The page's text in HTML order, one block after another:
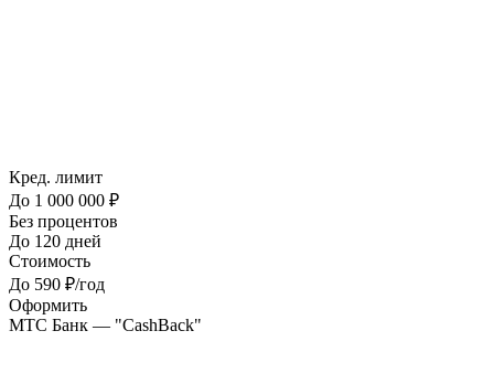
Кред. лимит
До 1 000 000 ₽
Без процентов
До 120 дней
Стоимость
До 590 ₽/год
Оформить
МТС Банк — "CashBack"